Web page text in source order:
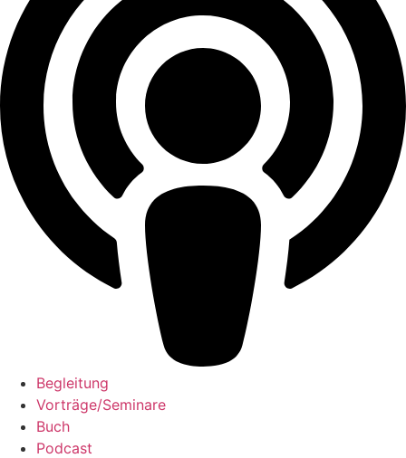
Begleitung
Vorträge/Seminare
Buch
Podcast